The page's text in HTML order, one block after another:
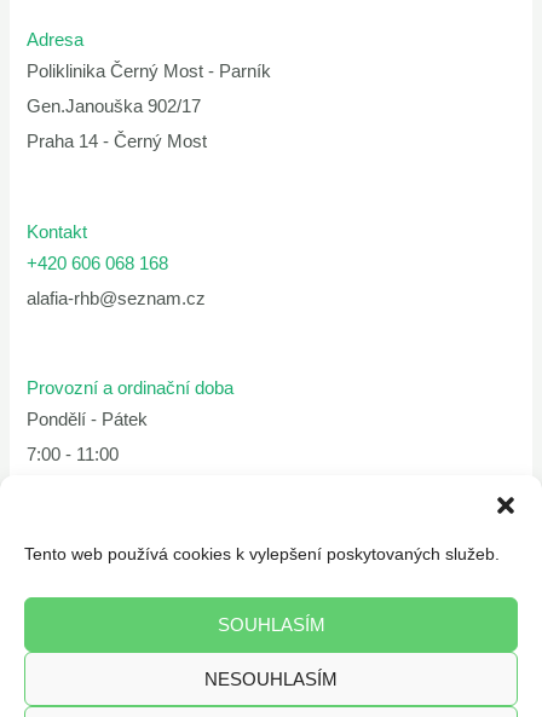
Tento web používá cookies k vylepšení poskytovaných služeb.
SOUHLASÍM
NESOUHLASÍM
Adresa
Poliklinika Černý Most - Parník
Gen.Janouška 902/17
Praha 14 - Černý Most
Kontakt
+420 606 068 168
alafia-rhb@seznam.cz
Provozní a ordinační doba
Pondělí - Pátek
7:00 - 11:00